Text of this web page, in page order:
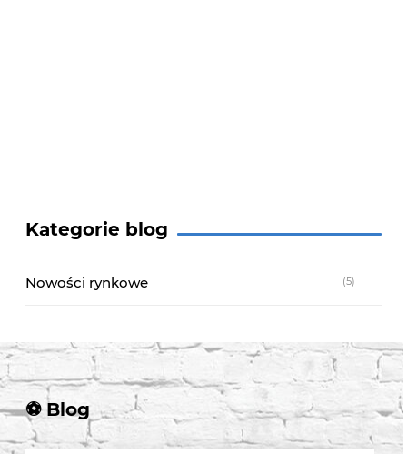
Kategorie blog
Nowości rynkowe (5)